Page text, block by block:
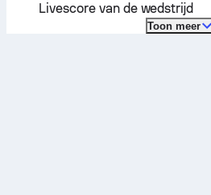
Livescore van de wedstrijd
Toon meer